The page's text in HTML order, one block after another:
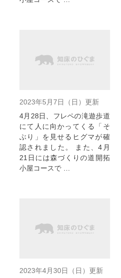
2023年5月7日（日）更新
4月28日、フレペの滝遊歩道
にて人に向かってくる「そ
ぶり」を見せるヒグマが確
認されました。 また、4月
21日には森づくりの道開拓
小屋コースで …
2023年4月30日（日）更新